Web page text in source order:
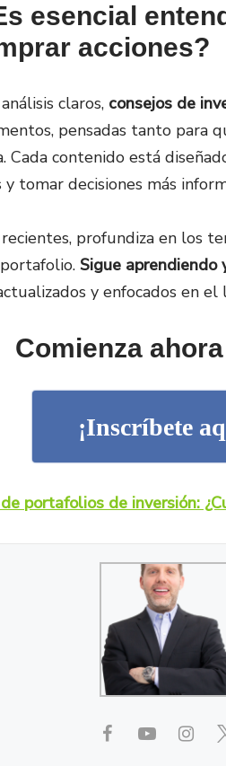
esencial
acciones?
claros, consejos de
pensadas tanto para
Cada contenido está
tomar decisiones más
profundiza en los
Sigue
y enfocados en el
Comienza
¡Inscríbete
portafolios de inversión: